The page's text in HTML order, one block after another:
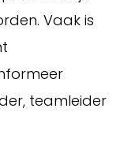
Vaak is
teamleider